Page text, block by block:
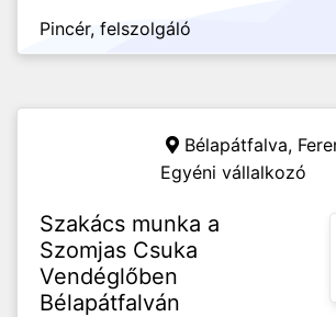
Pincér, felszolgáló
Bélapátfalva,
Egyéni vállalkozó
Szakács munka a
Szomjas Csuka
Vendéglőben
Bélapátfalván